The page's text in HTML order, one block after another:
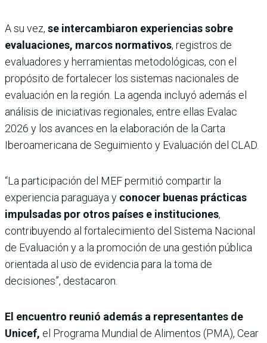
A su vez, se intercambiaron experiencias sobre
evaluaciones, marcos normativos, registros de
evaluadores y herramientas metodológicas, con el
propósito de fortalecer los sistemas nacionales de
evaluación en la región. La agenda incluyó además el
análisis de iniciativas regionales, entre ellas Evalac
2026 y los avances en la elaboración de la Carta
Iberoamericana de Seguimiento y Evaluación del CLAD.
“La participación del MEF permitió compartir la
experiencia paraguaya y conocer buenas prácticas
impulsadas por otros países e instituciones,
contribuyendo al fortalecimiento del Sistema Nacional
de Evaluación y a la promoción de una gestión pública
orientada al uso de evidencia para la toma de
decisiones”, destacaron.
El encuentro reunió además a representantes de
Unicef, el Programa Mundial de Alimentos (PMA), Cear